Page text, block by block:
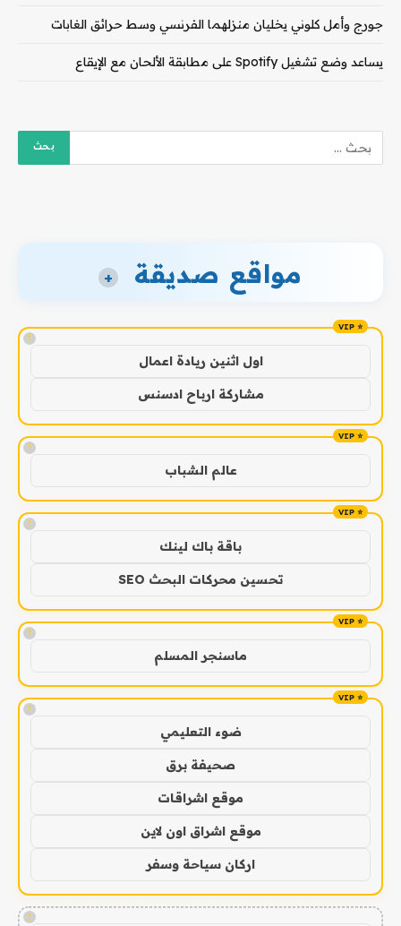
جورج وأمل كلوني يخليان منزلهما الفرنسي وسط حرائق الغابات
يساعد وضع تشغيل Spotify على مطابقة الألحان مع الإيقاع
مواقع صديقة +
!
اول اثنين ريادة اعمال
مشاركة ارباح ادسنس
!
عالم الشباب
!
باقة باك لينك
تحسين محركات البحث SEO
!
ماسنجر المسلم
!
ضوء التعليمي
صحيفة برق
موقع اشراقات
موقع اشراق اون لاين
اركان سياحة وسفر
!